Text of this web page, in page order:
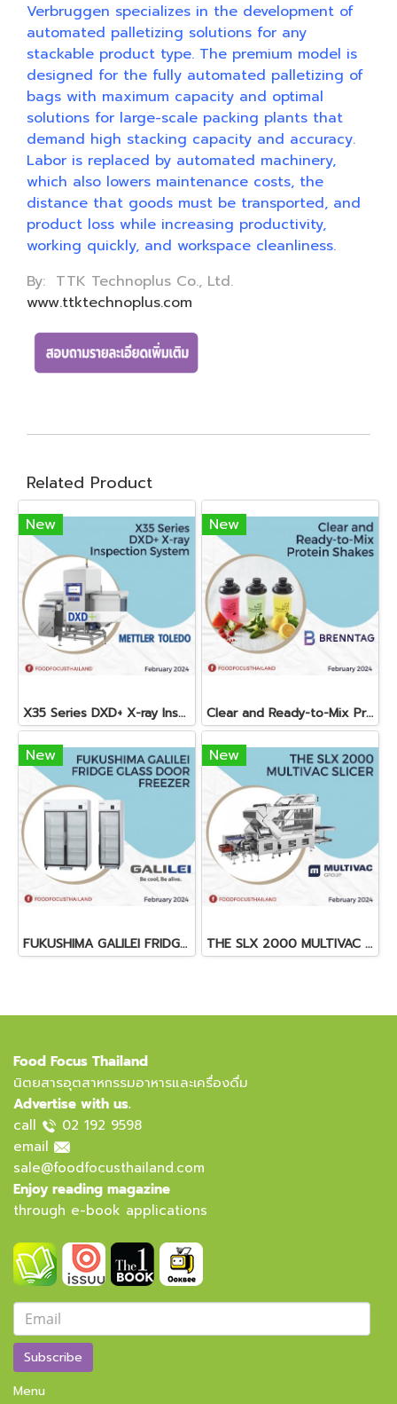
Verbruggen specializes in the development of
automated palletizing solutions for any
stackable product type. The premium model is
designed for the fully automated palletizing of
bags with maximum capacity and optimal
solutions for large-scale packing plants that
demand high stacking capacity and accuracy.
Labor is replaced by automated machinery,
which also lowers maintenance costs, the
distance that goods must be transported, and
product loss while increasing productivity,
working quickly, and workspace cleanliness.
By: TTK Technoplus Co., Ltd.
www.ttktechnoplus.com
Related Product
New
X35 Series DXD+ X-ray Inspection System
New
Clear and Ready-to-Mix Protein Shakes
New
FUKUSHIMA GALILEI FRIDGE GLASS DOOR FREEZER
New
THE SLX 2000 MULTIVAC SLICER
Food Focus Thailand
นิตยสารอุตสาหกรรมอาหารและเครื่องดื่ม
Advertise with us.
call
02 192 9598
email
sale@foodfocusthailand.com
Enjoy reading magazine
through e-book applications
Subscribe
Menu